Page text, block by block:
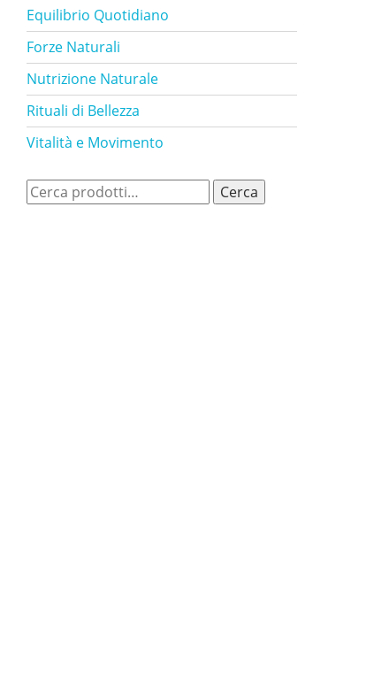
Equilibrio Quotidiano
Forze Naturali
Nutrizione Naturale
Rituali di Bellezza
Vitalità e Movimento
Cerca: Cerca